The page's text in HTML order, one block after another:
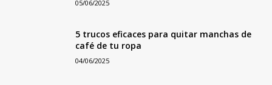
05/06/2025
5 trucos eficaces para quitar manchas de
café de tu ropa
04/06/2025